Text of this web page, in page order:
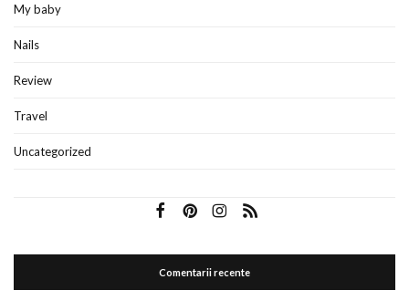
My baby
Nails
Review
Travel
Uncategorized
Comentarii recente